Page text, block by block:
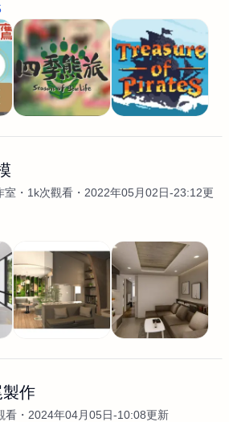
室 1k次觀看
2022年05月02日-23:12更
作
看
2024年04月05日-10:08更新